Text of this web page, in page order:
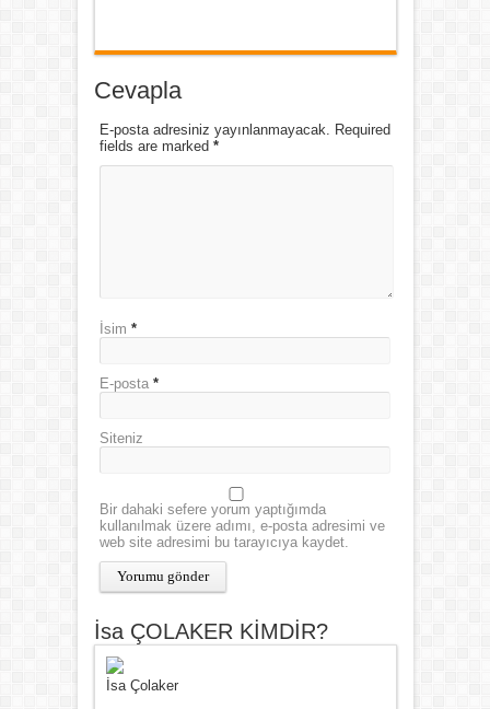
Cevapla
E-posta adresiniz yayınlanmayacak. Required
fields are marked *
İsim *
E-posta *
Siteniz
Bir dahaki sefere yorum yaptığımda
kullanılmak üzere adımı, e-posta adresimi ve
web site adresimi bu tarayıcıya kaydet.
İsa ÇOLAKER KİMDİR?
İsa Çolaker